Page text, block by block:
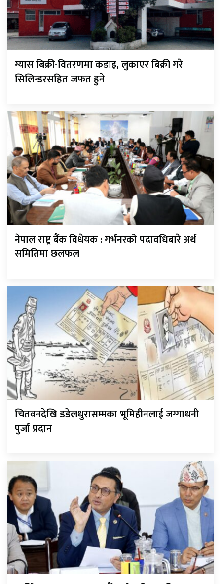
ग्यास बिक्री-वितरणमा कडाइ, लुकाएर बिक्री गरे
सिलिन्डरसहित जफत हुने
नेपाल राष्ट्र बैंक विधेयक : गर्भनरको पदावधिबारे अर्थ
समितिमा छलफल
चितवनदेखि डडेलधुरासम्मका भूमिहीनलाई जग्गाधनी
पुर्जा प्रदान